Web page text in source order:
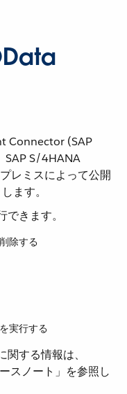
Connector (SAP
S/4HANA
レミスによって公開
ます。
きます。
除する
実行する
する情報は、
スノート」を参照し